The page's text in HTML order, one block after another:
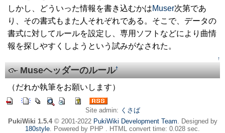
しかし、どういった情報を書き込むかはMuser次第であ
り、その書式もまた人それぞれである。そこで、データの
書式に対してルールを設定し、専用ソフトなどにより曲情
報を探しやすくしようという試みがなされた。
↑
Museヘッダーのルール†
（だれか執筆をお願いします）
Site admin: くさば
PukiWiki 1.5.4© 2001-2022 PukiWiki Development Team. Designed by
180style. Powered by PHP . HTML convert time: 0.028 sec.